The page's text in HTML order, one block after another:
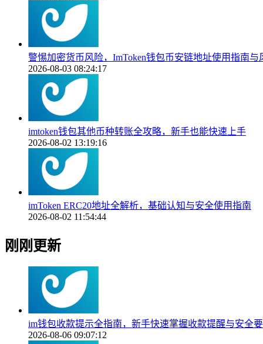
警惕加密货币风险，ImToken钱包币安链地址使用指南与
2026-08-03 08:24:17
imtoken钱包其他币种转账全攻略，新手也能快速上手
2026-08-02 13:19:16
imToken ERC20地址全解析，基础认知与安全使用指南
2026-08-02 11:54:44
刚刚更新
im钱包收款提示全指南，新手快速掌握收款提醒与安全
2026-08-06 09:07:12